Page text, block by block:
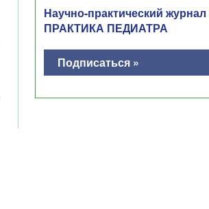
Научно-практический журнал
ПРАКТИКА ПЕДИАТРА
Подписаться »